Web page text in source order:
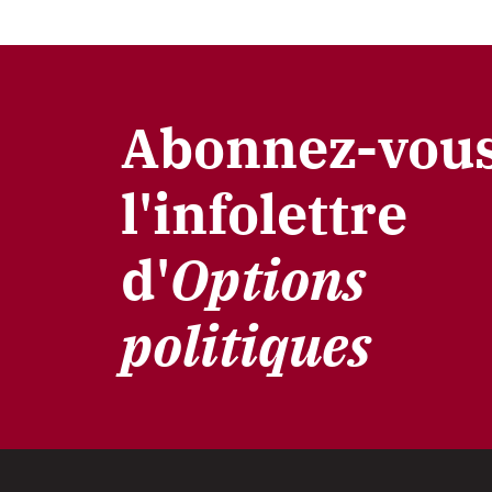
Abonnez-
l'infolettre
d'Options
politiques